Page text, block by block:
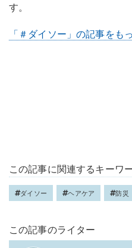
す。
「＃ダイソー」の記事をも
この記事に関連するキーワ
ダイソー ヘアケア 防災
この記事のライター